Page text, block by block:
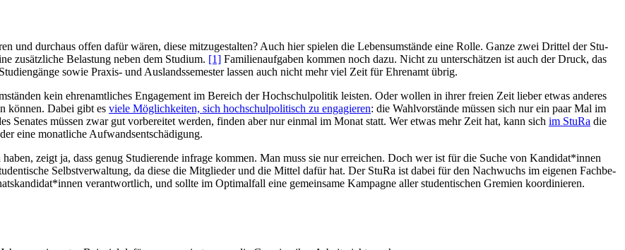
und durchaus offen dafür wären, diese mit­zu­ge­stalten? Auch hier spielen die Lebens­um­stände eine Rolle. Ganze zwei Drittel der Stu­
zusätz­liche Belastung neben dem Studium. [1] Fami­li­en­auf­gaben kommen noch dazu. Nicht zu unter­schätzen ist auch der Druck, das
sowie Praxis- und Aus­lands­se­mester lassen auch nicht mehr viel Zeit für Ehrenamt übrig.
kein ehren­amt­liches Enga­gement im Bereich der Hoch­schul­po­litik leisten. Oder wollen in ihrer freien Zeit lieber etwas anderes
können. Dabei gibt es viele Mög­lich­keiten, sich hoch­schul­po­li­tisch zu enga­gieren: die Wahl­vor­stände müssen sich nur ein paar Mal im
Senates müssen zwar gut vor­be­reitet werden, finden aber nur einmal im Monat statt. Wer etwas mehr Zeit hat, kann sich im StuRa die
eine monat­liche Aufwandsentschädigung.
zeigt ja, dass genug Stu­die­rende infrage kommen. Man muss sie nur erreichen. Doch wer ist für die Suche von Kandidat*innen
Selbst­ver­waltung, da diese die Mit­glieder und die Mittel dafür hat. Der StuRa ist dabei für den Nach­wuchs im eigenen Fach­be­
ver­ant­wortlich, und sollte im Opti­malfall eine gemeinsame Kam­pagne aller stu­den­ti­schen Gremien koordinieren.